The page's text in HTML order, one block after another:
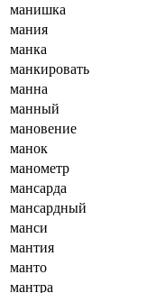
манишка
мания
манка
манкировать
манна
манный
мановение
манок
манометр
мансарда
мансардный
манси
мантия
манто
мантра